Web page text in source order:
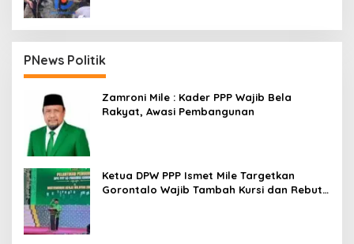
PNews Politik
Zamroni Mile : Kader PPP Wajib Bela
Rakyat, Awasi Pembangunan
Ketua DPW PPP Ismet Mile Targetkan
Gorontalo Wajib Tambah Kursi dan Rebut